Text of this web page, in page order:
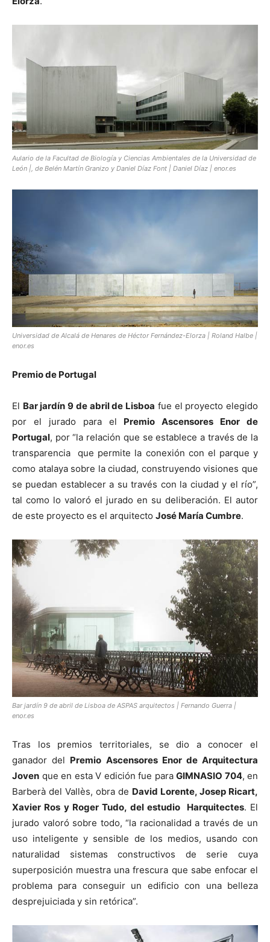
Aulario de la Facultad de Biología y Ciencias Ambientales de la Universidad de
León |, de Belén Martín Granizo y Daniel Díaz Font | Daniel Díaz | enor.es
Universidad de Alcalá de Henares de Héctor Fernández-Elorza | Roland Halbe |
enor.es
Premio de Portugal
El Bar jardín 9 de abril de Lisboa fue el proyecto elegido
por el jurado para el Premio Ascensores Enor de
Portugal, por “la relación que se establece a través de la
transparencia que permite la conexión con el parque y
como atalaya sobre la ciudad, construyendo visiones que
se puedan establecer a su través con la ciudad y el río”,
tal como lo valoró el jurado en su deliberación. El autor
de este proyecto es el arquitecto José María Cumbre.
Bar jardín 9 de abril de Lisboa de ASPAS arquitectos | Fernando Guerra |
enor.es
Tras los premios territoriales, se dio a conocer el
ganador del Premio Ascensores Enor de Arquitectura
Joven que en esta V edición fue para GIMNASIO 704, en
Barberà del Vallès, obra de David Lorente, Josep Ricart,
Xavier Ros y Roger Tudo, del estudio Harquitectes. El
jurado valoró sobre todo, “la racionalidad a través de un
uso inteligente y sensible de los medios, usando con
naturalidad sistemas constructivos de serie cuya
superposición muestra una frescura que sabe enfocar el
problema para conseguir un edificio con una belleza
desprejuiciada y sin retórica”.